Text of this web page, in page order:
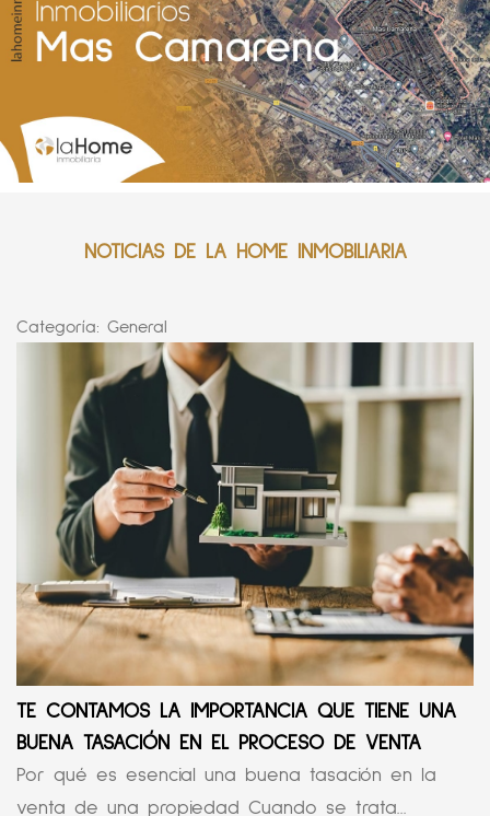
NOTICIAS DE LA HOME INMOBILIARIA
Categoría: General
TE CONTAMOS LA IMPORTANCIA QUE TIENE UNA
BUENA TASACIÓN EN EL PROCESO DE VENTA
Por qué es esencial una buena tasación en la
venta de una propiedad Cuando se trata...